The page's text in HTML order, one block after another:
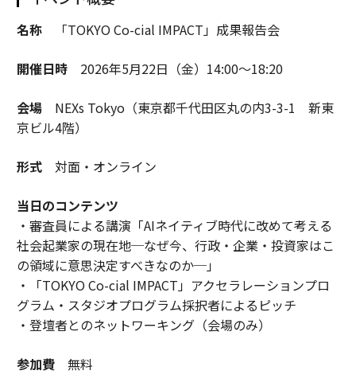
名称「TOKYO Co-cial IMPACT」成果報告会
開催日時2026年5月22日（金）14:00～18:20
会場NEXs Tokyo（東京都千代田区丸の内3-3-1 新東
京ビル4階）
形式対面・オンライン
当日のコンテンツ
・審査員による講演「AIネイティブ時代に改めて考える
社会起業家の現在地─なぜ今、行政・企業・投資家はこ
の領域に意思決定すべきなのか─」
・「TOKYO Co-cial IMPACT」アクセラレーションプロ
グラム・スタジオプログラム採択者によるピッチ
・登壇者とのネットワーキング（会場のみ）
参加費無料